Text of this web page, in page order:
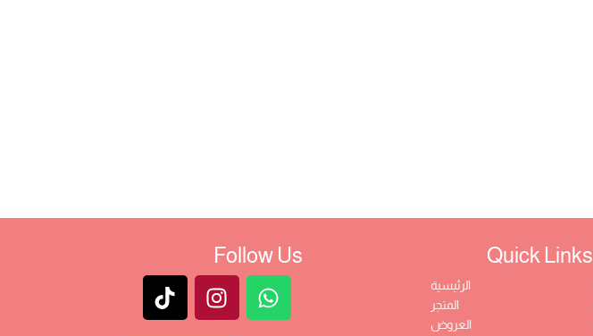
Quick Links​
الرئيسية
المتجر
العروض
Follow Us